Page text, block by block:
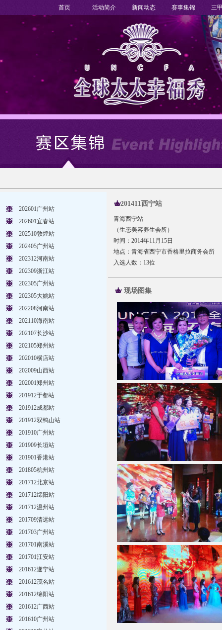
首页 活动简介 新闻动态 赛事集锦 三
202601广州站
202601宜春站
202510敦煌站
202405广州站
202312河南站
202309浙江站
202305广州站
202305大姚站
202208河南站
202110海南站
202107长沙站
202105郑州站
202010横店站
202009山西站
202001郑州站
201912于都站
201912成都站
201912双鸭山站
201910广州站
201909长垣站
201901香港站
201805杭州站
201712北京站
201712绵阳站
201712温州站
201709清远站
201703广州站
201701南溪站
201701江安站
201612遂宁站
201612茂名站
201612绵阳站
201612广西站
201610广州站
201411西宁站
青海西宁站
（生态美容养生会所）
时间：2014年11月15日
地点：青海省西宁市香格里拉商务会所
入选人数：13位
现场图集